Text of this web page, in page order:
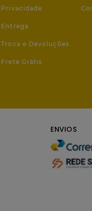
e Devoluções
Grátis
ENVIOS